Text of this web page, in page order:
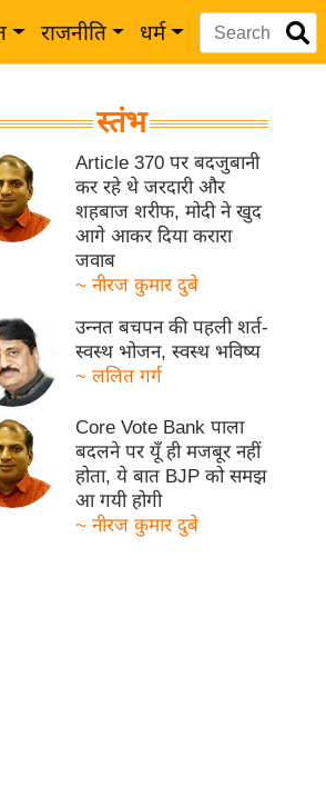
राजनीति धर्म
स्तंभ
Article 370 पर बदजुबानी
कर रहे थे जरदारी और
शहबाज शरीफ, मोदी ने खुद
आगे आकर दिया करारा
जवाब
~ नीरज कुमार दुबे
उन्नत बचपन की पहली शर्त-
स्वस्थ भोजन, स्वस्थ भविष्य
~ ललित गर्ग
Core Vote Bank पाला
बदलने पर यूँ ही मजबूर नहीं
होता, ये बात BJP को समझ
आ गयी होगी
~ नीरज कुमार दुबे